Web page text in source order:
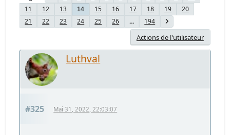
11
12 13 14 15 16 17 18 19
20
21
22 23 24 25 26 ... 194
Actions de l'utilisateur
Luthval
#325 Mai 31, 2022, 22:03:07